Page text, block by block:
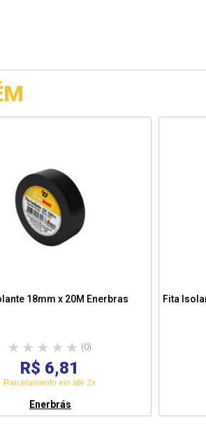
18mm x 20M Enerbras
(0)
R$ 6,81
Parcelamento em até 2x
Enerbrás
Fita